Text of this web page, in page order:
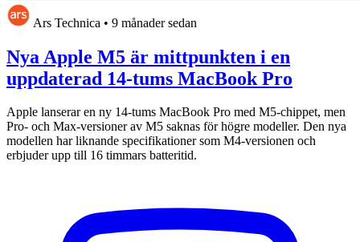
Ars Technica • 9 månader sedan
Nya Apple M5 är mittpunkten i en
uppdaterad 14-tums MacBook Pro
Apple lanserar en ny 14-tums MacBook Pro med M5-chippet, men
Pro- och Max-versioner av M5 saknas för högre modeller. Den nya
modellen har liknande specifikationer som M4-versionen och
erbjuder upp till 16 timmars batteritid.